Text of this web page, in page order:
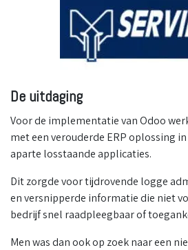
De uitdaging
Voor de implementatie van Odoo
met een verouderde ERP oplossing
aparte losstaande applicaties.
Dit zorgde voor tijdrovende logge
en versnipperde informatie die niet
bedrijf snel raadpleegbaar of
Men was dan ook op zoek naar een